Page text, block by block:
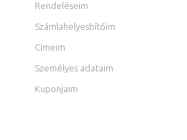
Rendeléseim
Számlahelyesbítőim
Címeim
Személyes adataim
Kuponjaim